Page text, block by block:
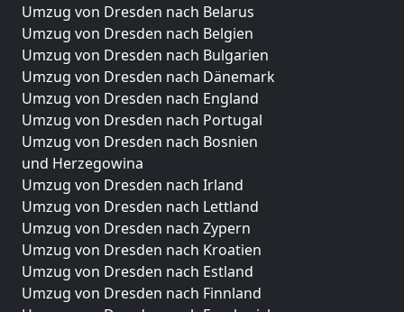
Umzug von Dresden nach Belarus
Umzug von Dresden nach Belgien
Umzug von Dresden nach Bulgarien
Umzug von Dresden nach Dänemark
Umzug von Dresden nach England
Umzug von Dresden nach Portugal
Umzug von Dresden nach Bosnien
und Herzegowina
Umzug von Dresden nach Irland
Umzug von Dresden nach Lettland
Umzug von Dresden nach Zypern
Umzug von Dresden nach Kroatien
Umzug von Dresden nach Estland
Umzug von Dresden nach Finnland